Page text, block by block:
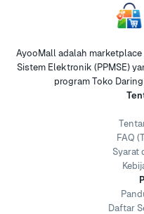
AyooMall adalah
Sistem Elektronik (PPMSE)
program Toko
FAQ
Syarat
Daftar